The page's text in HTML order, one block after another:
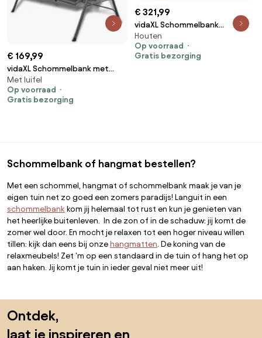
€ 169,99
vidaXL Schommelbank met
luifel zwart
Met luifel
Op voorraad
Gratis bezorging
€ 321,99
vidaXL Schommelbank
205x150x157 cm
geïmpregneerd grenenhout
Houten
Op voorraad
Gratis bezorging
Schommelbank of hangmat bestellen?
Met een schommel, hangmat of schommelbank maak je van je
eigen tuin net zo goed een zomers paradijs! Languit in een
schommelbank kom jij helemaal tot rust en kun je genieten van
het heerlijke buitenleven. In de zon of in de schaduw: jij komt de
zomer wel door. En mocht je relaxen tot een hoger niveau willen
tillen: kijk dan eens bij onze hangmatten . De koning van de
relaxmeubels! Zet 'm op een standaard in de tuin of hang het op
aan haken. Jij komt je tuin in ieder geval niet meer uit!
Ontdek,
laat je inspireren en